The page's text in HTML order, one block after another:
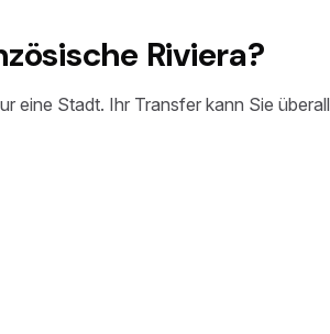
Riviera?
eine Stadt. Ihr Transfer kann Sie überall